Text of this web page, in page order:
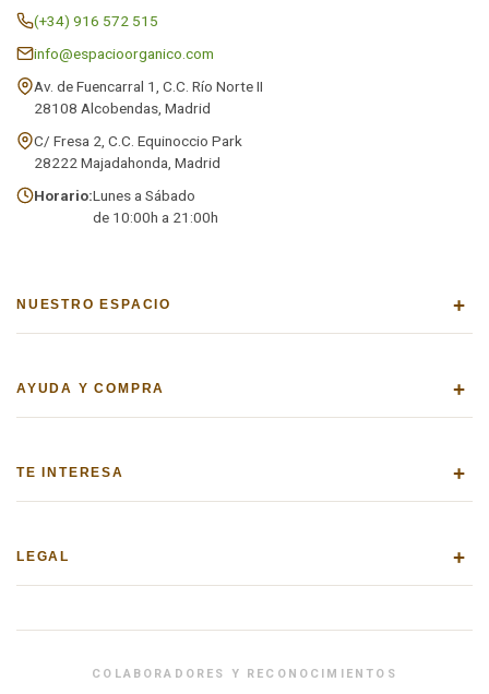
(+34) 916 572 515
info@espacioorganico.com
Av. de Fuencarral 1, C.C. Río Norte II
28108 Alcobendas, Madrid
C/ Fresa 2, C.C. Equinoccio Park
28222 Majadahonda, Madrid
Horario:Lunes a Sábado
de 10:00h a 21:00h
NUESTRO ESPACIO +
AYUDA Y COMPRA +
TE INTERESA +
LEGAL +
COLABORADORES Y RECONOCIMIENTOS